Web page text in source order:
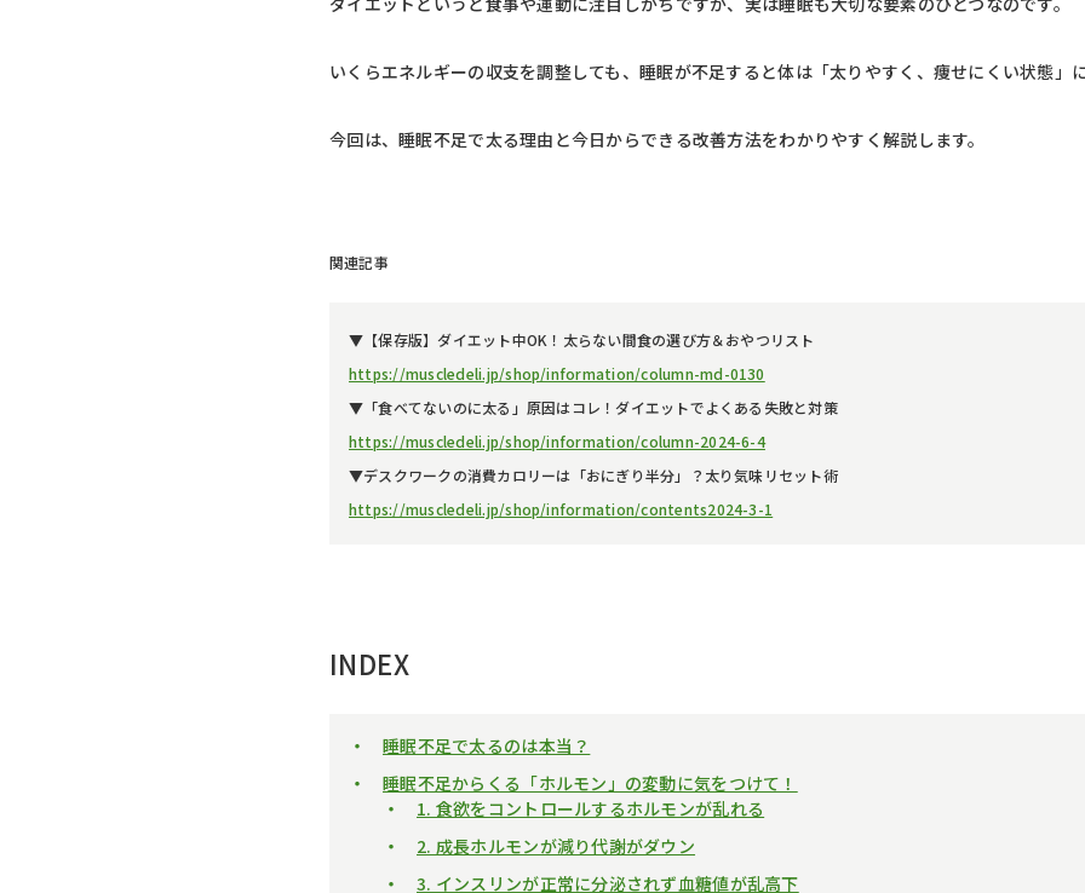
いくらエネルギーの収支を調整しても、睡眠が不足すると体は「太りやすく、痩せにくい状態」
今回は、睡眠不足で太る理由と今日からできる改善方法をわかりやすく解説します。
関連記事
▼【保存版】ダイエット中OK！太らない間食の選び方＆おやつリスト
https://muscledeli.jp/shop/information/column-md-0130
▼「食べてないのに太る」原因はコレ！ダイエットでよくある失敗と対策
https://muscledeli.jp/shop/information/column-2024-6-4
▼デスクワークの消費カロリーは「おにぎり半分」？太り気味リセット術
https://muscledeli.jp/shop/information/contents2024-3-1
INDEX
睡眠不足で太るのは本当？
睡眠不足からくる「ホルモン」の変動に気をつけて！
1. 食欲をコントロールするホルモンが乱れる
2. 成長ホルモンが減り代謝がダウン
3. インスリンが正常に分泌されず血糖値が乱高下